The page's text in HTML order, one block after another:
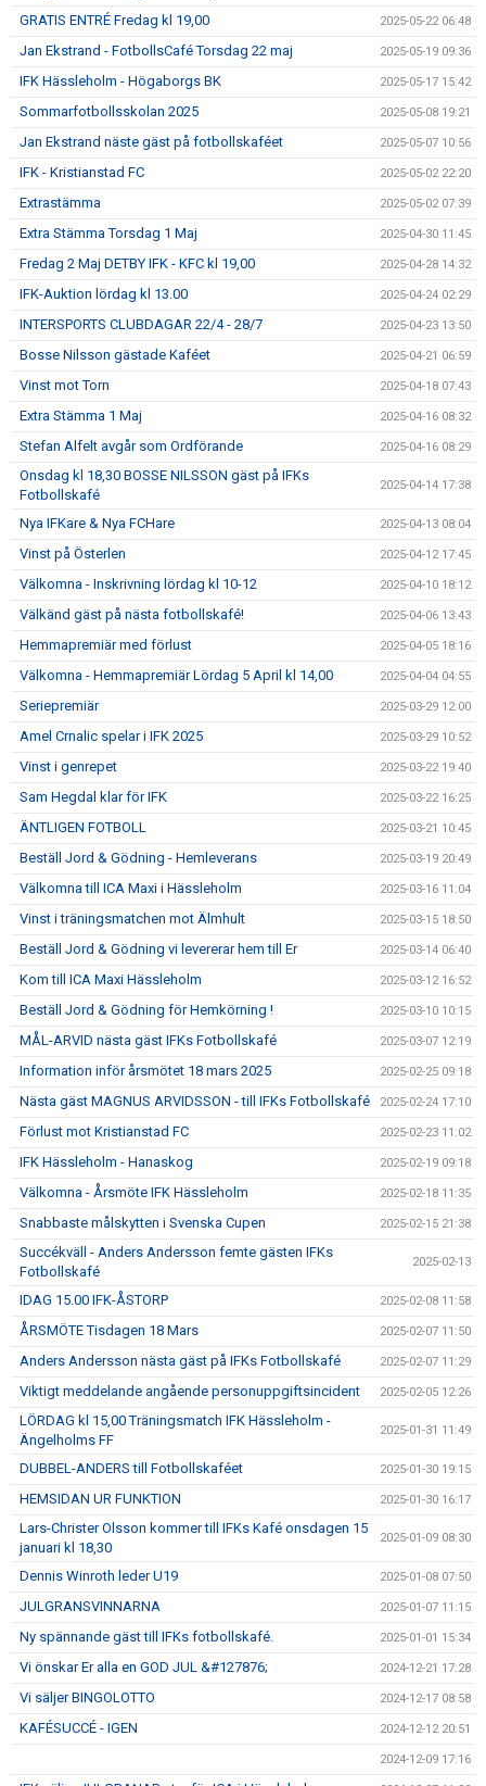
GRATIS ENTRÉ Fredag kl 19,00 2025-05-22 06:48
Jan Ekstrand - FotbollsCafé Torsdag 22 maj 2025-05-19 09:36
IFK Hässleholm - Högaborgs BK 2025-05-17 15:42
Sommarfotbollsskolan 2025 2025-05-08 19:21
Jan Ekstrand näste gäst på fotbollskaféet 2025-05-07 10:56
IFK - Kristianstad FC 2025-05-02 22:20
Extrastämma 2025-05-02 07:39
Extra Stämma Torsdag 1 Maj 2025-04-30 11:45
Fredag 2 Maj DETBY IFK - KFC kl 19,00 2025-04-28 14:32
IFK-Auktion lördag kl 13.00 2025-04-24 02:29
INTERSPORTS CLUBDAGAR 22/4 - 28/7 2025-04-23 13:50
Bosse Nilsson gästade Kaféet 2025-04-21 06:59
Vinst mot Torn 2025-04-18 07:43
Extra Stämma 1 Maj 2025-04-16 08:32
Stefan Alfelt avgår som Ordförande 2025-04-16 08:29
Onsdag kl 18,30 BOSSE NILSSON gäst på IFKs
Fotbollskafé
2025-04-14 17:38
Nya IFKare & Nya FCHare 2025-04-13 08:04
Vinst på Österlen 2025-04-12 17:45
Välkomna - Inskrivning lördag kl 10-12 2025-04-10 18:12
Välkänd gäst på nästa fotbollskafé! 2025-04-06 13:43
Hemmapremiär med förlust 2025-04-05 18:16
Välkomna - Hemmapremiär Lördag 5 April kl 14,00 2025-04-04 04:55
Seriepremiär 2025-03-29 12:00
Amel Crnalic spelar i IFK 2025 2025-03-29 10:52
Vinst i genrepet 2025-03-22 19:40
Sam Hegdal klar för IFK 2025-03-22 16:25
ÄNTLIGEN FOTBOLL 2025-03-21 10:45
Beställ Jord & Gödning - Hemleverans 2025-03-19 20:49
Välkomna till ICA Maxi i Hässleholm 2025-03-16 11:04
Vinst i träningsmatchen mot Älmhult 2025-03-15 18:50
Beställ Jord & Gödning vi levererar hem till Er 2025-03-14 06:40
Kom till ICA Maxi Hässleholm 2025-03-12 16:52
Beställ Jord & Gödning för Hemkörning ! 2025-03-10 10:15
MÅL-ARVID nästa gäst IFKs Fotbollskafé 2025-03-07 12:19
Information inför årsmötet 18 mars 2025 2025-02-25 09:18
Nästa gäst MAGNUS ARVIDSSON - till IFKs Fotbollskafé 2025-02-24 17:10
Förlust mot Kristianstad FC 2025-02-23 11:02
IFK Hässleholm - Hanaskog 2025-02-19 09:18
Välkomna - Årsmöte IFK Hässleholm 2025-02-18 11:35
Snabbaste målskytten i Svenska Cupen 2025-02-15 21:38
Succékväll - Anders Andersson femte gästen IFKs
Fotbollskafé
2025-02-13
IDAG 15.00 IFK-ÅSTORP 2025-02-08 11:58
ÅRSMÖTE Tisdagen 18 Mars 2025-02-07 11:50
Anders Andersson nästa gäst på IFKs Fotbollskafé 2025-02-07 11:29
Viktigt meddelande angående personuppgiftsincident 2025-02-05 12:26
LÖRDAG kl 15,00 Träningsmatch IFK Hässleholm -
Ängelholms FF
2025-01-31 11:49
DUBBEL-ANDERS till Fotbollskaféet 2025-01-30 19:15
HEMSIDAN UR FUNKTION 2025-01-30 16:17
Lars-Christer Olsson kommer till IFKs Kafé onsdagen 15
januari kl 18,30
2025-01-09 08:30
Dennis Winroth leder U19 2025-01-08 07:50
JULGRANSVINNARNA 2025-01-07 11:15
Ny spännande gäst till IFKs fotbollskafé. 2025-01-01 15:34
Vi önskar Er alla en GOD JUL &#127876; 2024-12-21 17:28
Vi säljer BINGOLOTTO 2024-12-17 08:58
KAFÉSUCCÉ - IGEN 2024-12-12 20:51
2024-12-09 17:16